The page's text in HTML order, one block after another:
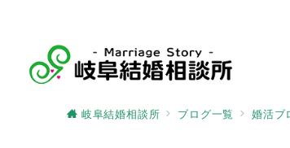
岐阜結婚相談所 ブログ一覧 婚活ブ